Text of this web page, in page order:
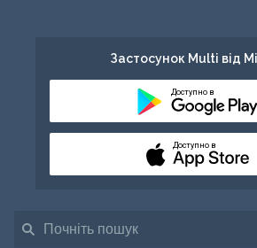
Застосунок Multi від
Доступно в
Доступно в